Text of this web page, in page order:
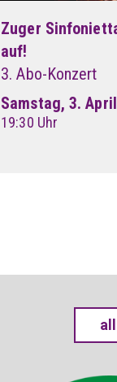
Zuger
auf!
3. Abo-Konzert
Samstag, 3.
19:30 Uhr